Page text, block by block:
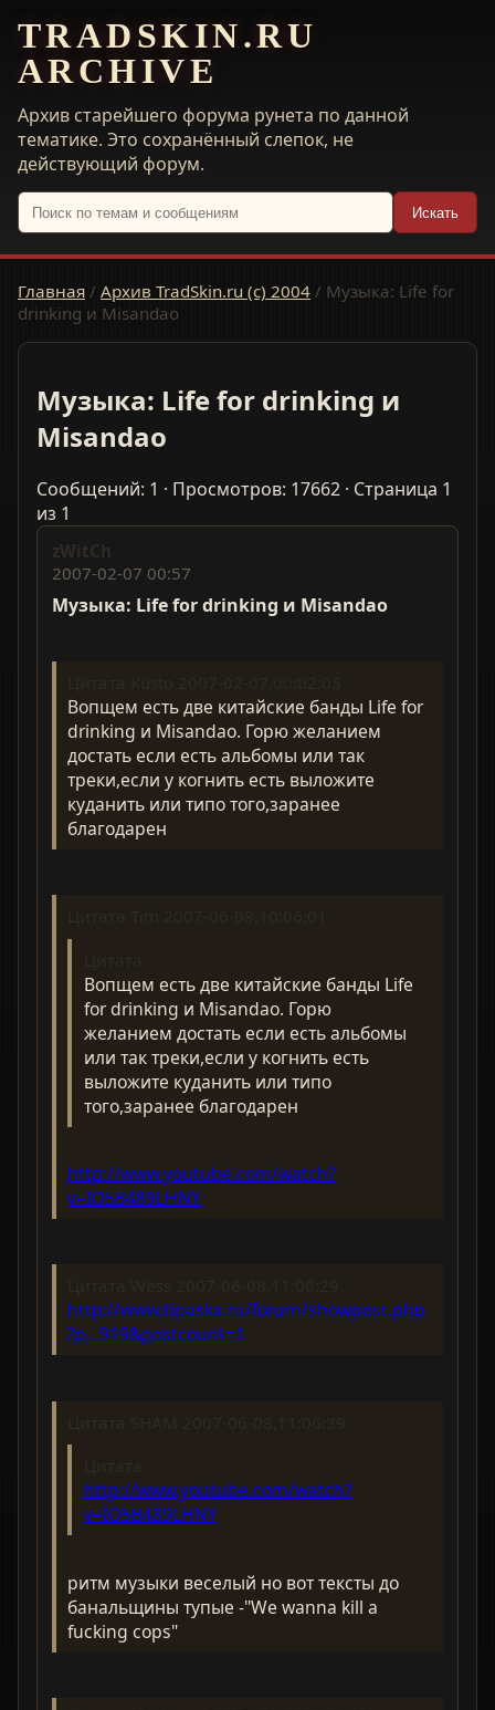
TRADSKIN.RU
ARCHIVE
Архив старейшего форума рунета по данной
тематике. Это сохранённый слепок, не
действующий форум.
Искать
Главная / Архив TradSkin.ru (с) 2004 / Музыка: Life for
drinking и Misandao
Музыка: Life for drinking и
Misandao
Сообщений: 1 · Просмотров: 17662 · Страница 1
из 1
zWitCh
2007-02-07 00:57
Музыка: Life for drinking и Misandao
Вопщем есть две китайские банды Life for
drinking и Misandaо. Горю желанием
достать если есть альбомы или так
треки,если у когнить есть выложите
куданить или типо того,заранее
благодарен
Вопщем есть две китайские банды Life
for drinking и Misandaо. Горю
желанием достать если есть альбомы
или так треки,если у когнить есть
выложите куданить или типо
того,заранее благодарен
http://www.youtube.com/watch?
v=IO5B489LHNY
http://www.tipaska.ru/forum/showpost.php
?p...919&postcount=1
http://www.youtube.com/watch?
v=IO5B489LHNY
ритм музыки веселый но вот тексты до
банальщины тупые -"We wanna kill a
fucking cops"